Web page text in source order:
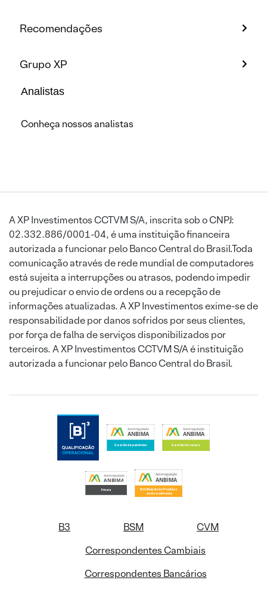
Recomendações
Grupo XP
Analistas
Conheça nossos analistas
A XP Investimentos CCTVM S/A, inscrita sob o CNPJ:
02.332.886/0001-04, é uma instituição financeira
autorizada a funcionar pelo Banco Central do Brasil.Toda
comunicação através de rede mundial de computadores
está sujeita a interrupções ou atrasos, podendo impedir
ou prejudicar o envio de ordens ou a recepção de
informações atualizadas. A XP Investimentos exime-se de
responsabilidade por danos sofridos por seus clientes,
por força de falha de serviços disponibilizados por
terceiros. A XP Investimentos CCTVM S/A é instituição
autorizada a funcionar pelo Banco Central do Brasil.
B3 BSM
CVM
Correspondentes Cambiais
Correspondentes Bancários